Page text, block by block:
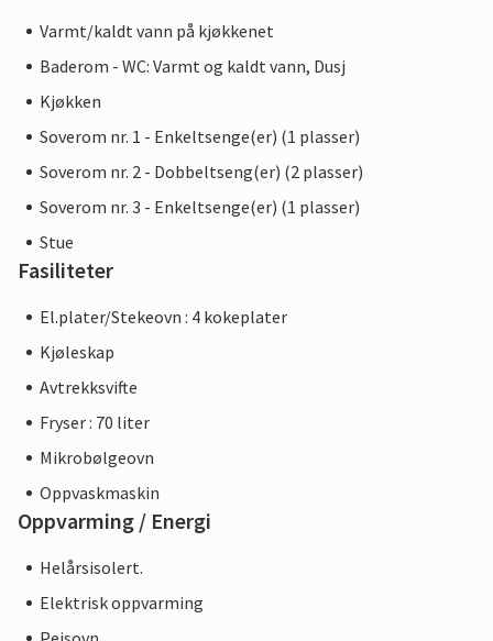
Varmt/kaldt vann på kjøkkenet
Baderom - WC: Varmt og kaldt vann, Dusj
Kjøkken
Soverom nr. 1 - Enkeltsenge(er) (1 plasser)
Soverom nr. 2 - Dobbeltseng(er) (2 plasser)
Soverom nr. 3 - Enkeltsenge(er) (1 plasser)
Stue
Fasiliteter
El.plater/Stekeovn : 4 kokeplater
Kjøleskap
Avtrekksvifte
Fryser : 70 liter
Mikrobølgeovn
Oppvaskmaskin
Oppvarming / Energi
Helårsisolert.
Elektrisk oppvarming